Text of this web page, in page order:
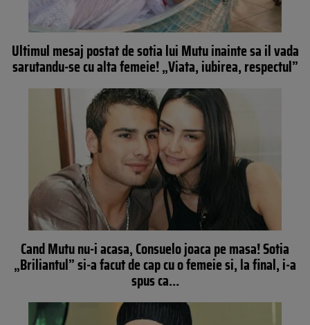
Ultimul mesaj postat de sotia lui Mutu inainte sa il vada
sarutandu-se cu alta femeie! „Viata, iubirea, respectul”
Cand Mutu nu-i acasa, Consuelo joaca pe masa! Sotia
„Briliantul” si-a facut de cap cu o femeie si, la final, i-a
spus ca…